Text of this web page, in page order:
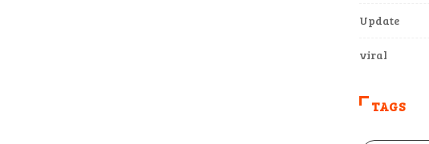
Update
viral
TAGS